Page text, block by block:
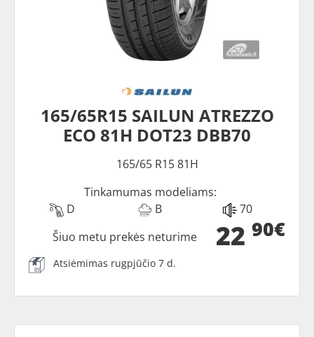
165/65R15 SAILUN ATREZZO
ECO 81H DOT23 DBB70
165/65 R15 81H
Tinkamumas modeliams:
D
B 70
22 90€
Šiuo metu prekės neturime
Atsiėmimas rugpjūčio 7 d.